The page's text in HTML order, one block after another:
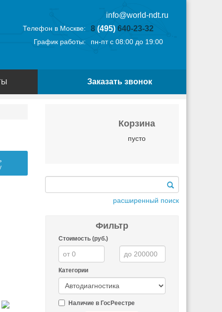
info@world-ndt.ru
Телефон в Москве: 8 (495)640-23-32
График работы: пн-пт с 08:00 до 19:00
Заказать звонок
Корзина
пусто
расширенный поиск
Фильтр
Стоимость (руб.)
Категории
Наличие в ГосРеестре